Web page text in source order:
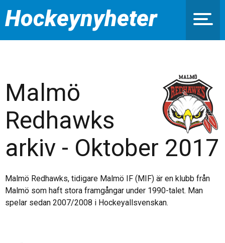
Hockeynyheter
Malmö
Redhawks
arkiv - Oktober 2017
Malmö Redhawks, tidigare Malmö IF (MIF) är en klubb från
Malmö som haft stora framgångar under 1990-talet. Man
spelar sedan 2007/2008 i Hockeyallsvenskan.